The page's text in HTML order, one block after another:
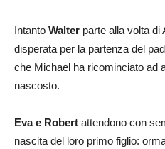
Intanto Walter parte alla volta
disperata per la partenza del
che Michael ha ricominciato ad
nascosto.
Eva e Robert attendono con
nascita del loro primo figlio: